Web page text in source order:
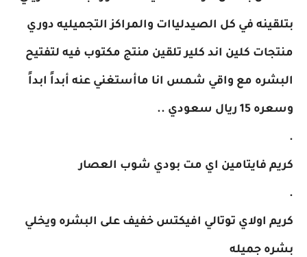
بتلقينه في كل الصيدلياات والمراكز التجميليه دوري
منتجات كلين اند كلير تلقين منتج مكتوب فيه لتفتيح
البشره مع واقي شمس انا ماأستغني عنه أبداً ابداً
وسعره 15 ريال سعودي ..
.
كريم فايتامين اي مت بودي شوب العصار
.
كريم اولاي توتالي افيكتس خفيف على البشره ويخلي
بشره جميله